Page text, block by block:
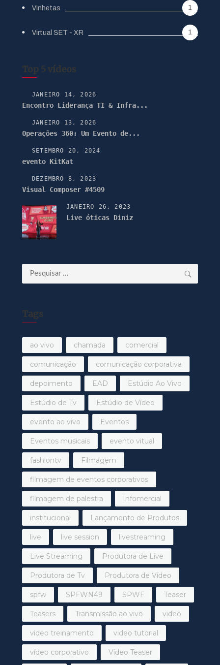
Vinhetas 1
Virtual SET - XR 1
Top 5 vídeos
JANEIRO 14, 2026
Encontro Liderança TI & Infra...
JANEIRO 13, 2026
Operações 360: Um Evento de...
SETEMBRO 20, 2024
evento KitKat
DEZEMBRO 8, 2023
Visual Composer #4509
JANEIRO 26, 2023
Live óticas Diniz
Pesquisar
por:
Tags
ao vivo chamada comercial
comunicação comunicação corporativa
depoimento EAD Estúdio Ao Vivo
Estúdio de Tv Estúdio de Vídeo
evento ao vivo Eventos
Eventos musicais evento vitual
fashiontv Filmagem
filmagem de eventos corporativos
filmagem de palestra Infomercial
institucional Lançamento de Produtos
live live session livestreaming
Live Streaming Produtora de Live
Produtora de Tv Produtora de Vídeo
spfw SPFWN49 SPWF Teaser
Teasers Transmissão ao vivo video
video treinamento video tutorial
vídeo corporativo Vídeo Teaser